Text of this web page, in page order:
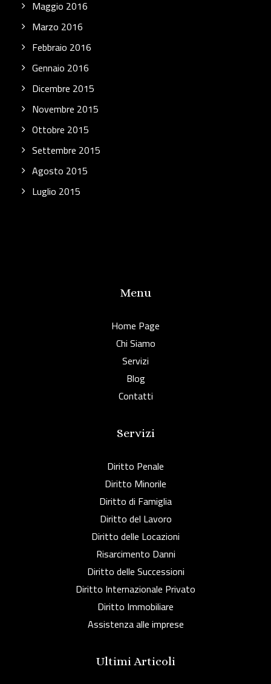
Maggio 2016
Marzo 2016
Febbraio 2016
Gennaio 2016
Dicembre 2015
Novembre 2015
Ottobre 2015
Settembre 2015
Agosto 2015
Luglio 2015
Menu
Home Page
Chi Siamo
Servizi
Blog
Contatti
Servizi
Diritto Penale
Diritto Minorile
Diritto di Famiglia
Diritto del Lavoro
Diritto delle Locazioni
Risarcimento Danni
Diritto delle Successioni
Diritto Internazionale Privato
Diritto Immobiliare
Assistenza alle imprese
Ultimi Articoli